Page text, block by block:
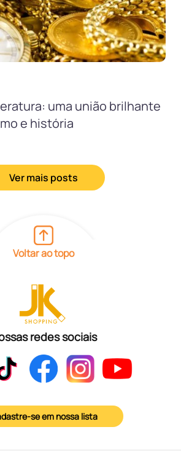
uma união brilhante
e história
Ver mais posts
Voltar ao topo
redes sociais
se em nossa lista